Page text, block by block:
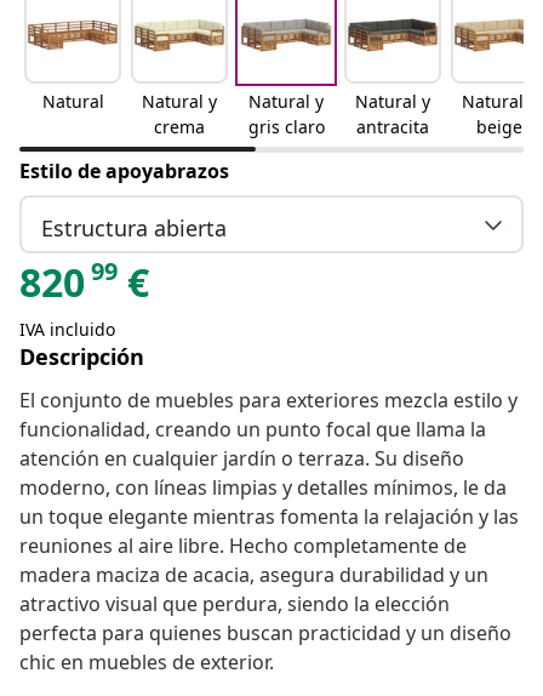
Natural
Natural y
crema
Natural y
gris claro
Natural y
antracita
Natural y
beige
Estilo de apoyabrazos
Estructura abierta
82099 €
IVA incluido
Descripción
El conjunto de muebles para exteriores mezcla estilo y
funcionalidad, creando un punto focal que llama la
atención en cualquier jardín o terraza. Su diseño
moderno, con líneas limpias y detalles mínimos, le da
un toque elegante mientras fomenta la relajación y las
reuniones al aire libre. Hecho completamente de
madera maciza de acacia, asegura durabilidad y un
atractivo visual que perdura, siendo la elección
perfecta para quienes buscan practicidad y un diseño
chic en muebles de exterior.